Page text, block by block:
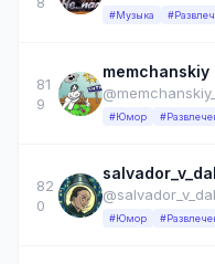
#Музыка
81
9
memchanskiy
#Юмор
82
0
#Юмор